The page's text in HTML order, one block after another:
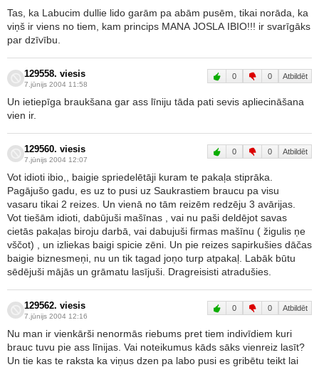
Tas, ka Labucim dullie lido garām pa abām pusēm, tikai norāda, ka
viņš ir viens no tiem, kam princips MANA JOSLA IBIO!!! ir svarīgāks
par dzīvību.
129558. viesis
7.jūnijs 2004 11:58
0 0 Atbildēt
Un ietiepīga braukšana gar ass līniju tāda pati sevis apliecināšana
vien ir.
129560. viesis
7.jūnijs 2004 12:07
0 0 Atbildēt
Vot idioti ibio,, baigie spriedelētāji kuram te pakaļa stiprāka.
Pagājušo gadu, es uz to pusi uz Saukrastiem braucu pa visu
vasaru tikai 2 reizes. Un vienā no tām reizēm redzēju 3 avārijas.
Vot tiešām idioti, dabūjuši mašīnas , vai nu paši deldējot savas
cietās pakaļas biroju darbā, vai dabujuši firmas mašīnu ( žigulis ņe
vščot) , un izliekas baigi spicie zēni. Un pie reizes sapirkušies dāčas
baigie biznesmeņi, nu un tik tagad joņo turp atpakaļ. Labāk būtu
sēdējuši mājās un grāmatu lasījuši. Dragreisisti atradušies.
129562. viesis
7.jūnijs 2004 12:16
0 0 Atbildēt
Nu man ir vienkārši nenormās riebums pret tiem indivīdiem kuri
brauc tuvu pie ass līnijas. Vai noteikumus kāds sāks vienreiz lasīt?
Un tie kas te raksta ka viņus dzen pa labo pusi es gribētu teikt lai